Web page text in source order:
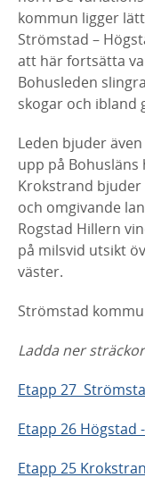
kommun ligger
Strömstad –
att här fortsätta
Bohusleden
skogar och ibland
Leden bjuder
upp på
Krokstrand
och omgivande
Rogstad Hillern
på milsvid utsikt
väster.
Strömstad
Ladda ner
Etapp 27
Etapp 26 Högstad
Etapp 25